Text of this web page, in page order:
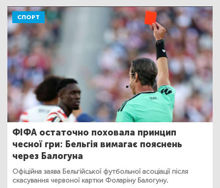
СПОРТ
ФІФА остаточно поховала принцип
чесної гри: Бельгія вимагає пояснень
через Балогуна
Офіційна заява Бельгійської футбольної асоціації після
скасування червоної картки Фоларіну Балогуну.